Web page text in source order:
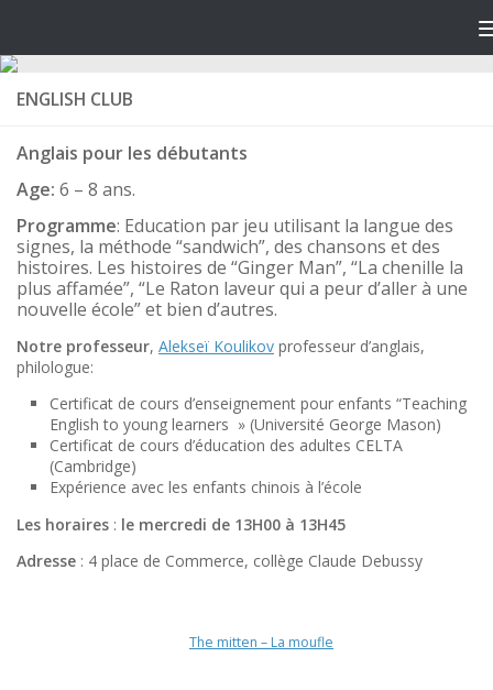
ENGLISH CLUB
Anglais pour les débutants
Age: 6 – 8 ans.
Programme: Education par jeu utilisant la langue des
signes, la méthode “sandwich”, des chansons et des
histoires. Les histoires de “Ginger Man”, “La chenille la
plus affamée”, “Le Raton laveur qui a peur d’aller à une
nouvelle école” et bien d’autres.
Notre professeur, Alekseï Koulikov professeur d’anglais,
philologue:
Certificat de cours d’enseignement pour enfants “Teaching
English to young learners » (Université George Mason)
Certificat de cours d’éducation des adultes CELTA
(Cambridge)
Expérience avec les enfants chinois à l’école
Les horaires : le mercredi de 13H00 à 13H45
Adresse : 4 place de Commerce, collège Claude Debussy
The mitten – La moufle